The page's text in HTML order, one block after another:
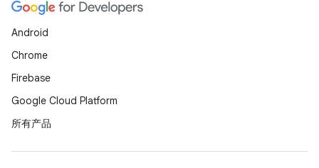
Android
Chrome
Firebase
Google Cloud Platform
所有产品